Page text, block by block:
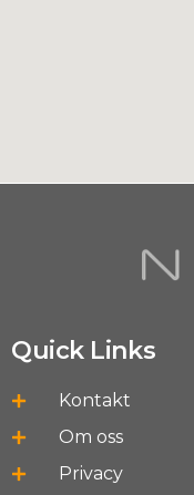
Quick Links
Kontakt
Om oss
Privacy